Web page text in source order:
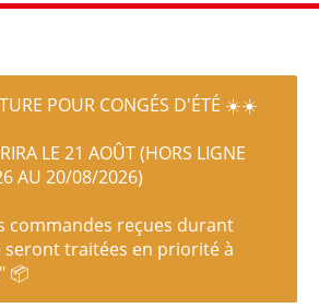
POUR CONGÉS D'ÉTÉ ☀️☀️
LE 21 AOÛT (HORS LIGNE
AU 20/08/2026)
commandes reçues durant
seront traitées en priorité à
📦